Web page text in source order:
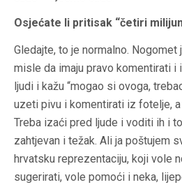
Osjećate li pritisak “četiri
Gledajte, to je normalno.
misle da imaju pravo komentirati i
ljudi i kažu “mogao si ovoga,
uzeti pivu i komentirati iz fotelje,
Treba izaći pred ljude i voditi ih i
zahtjevan i težak. Ali ja poštujem
hrvatsku reprezentaciju, koji vole
sugerirati, vole pomoći i neka,